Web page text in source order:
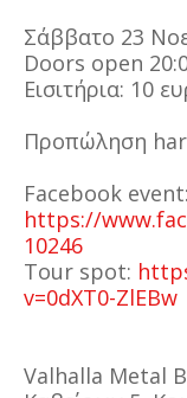
Σάββατο 23
Doors open
Εισιτήρια: 10
Προπώληση
Facebook event:
https://
10246
Tour spot:
v=0dXT0-ZlEBw
Valhalla Metal